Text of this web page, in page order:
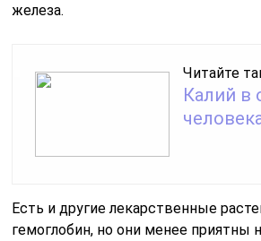
железа.
Читайте
Калий в
Есть и другие лекарственные
гемоглобин, но они менее приятны